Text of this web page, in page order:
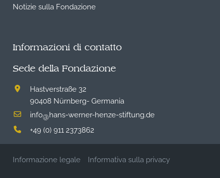
Notizie sulla Fondazione
Informazioni di contatto
Sede della Fondazione
Hastverstraße 32
90408 Nürnberg- Germania
info@hans-werner-henze-stiftung.de
+49 (0) 911 2373862
Informazione legale Informativa sulla privacy